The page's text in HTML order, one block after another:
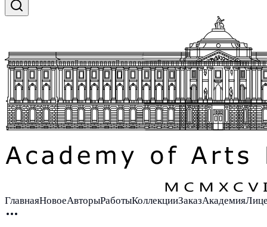
ГлавнаяНовоеАвторыРаботыКоллекцииЗаказАкадемия